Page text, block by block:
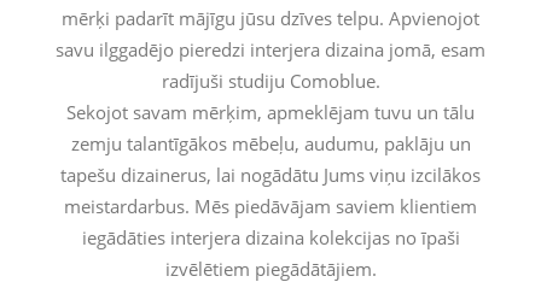
mērķi padarīt mājīgu jūsu dzīves telpu. Apvienojot
savu ilggadējo pieredzi interjera dizaina jomā, esam
radījuši studiju Comoblue.
Sekojot savam mērķim, apmeklējam tuvu un tālu
zemju talantīgākos mēbeļu, audumu, paklāju un
tapešu dizainerus, lai nogādātu Jums viņu izcilākos
meistardarbus. Mēs piedāvājam saviem klientiem
iegādāties interjera dizaina kolekcijas no īpaši
izvēlētiem piegādātājiem.